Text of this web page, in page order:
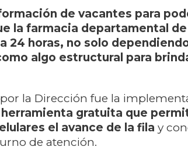
de vacantes para
la farmacia departamental de
24 horas, no solo
algo estructural para
la Dirección fue la
herramienta gratuita que
el avance de la fila y
de atención.